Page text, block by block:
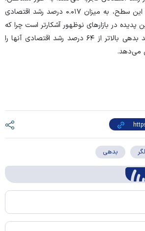
هر درصد بدهی بالاتر از این سطح، به میزان ۰.۰۱۷ درصد رشد اقتصادی
در بازار‌های نوظهور آشکارتر است چرا که
در این کشور‌ها هر درصد بدهی بالاتر از ۶۴ درصد رشد اقتصادی آنها را
بدهی